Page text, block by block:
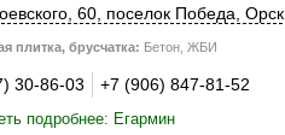
60, поселок Победа Орск,
плитка, брусчатка: Бетон, ЖБИ
30-86-03 +7 (906) 847-81-52
подробнее: Егармин